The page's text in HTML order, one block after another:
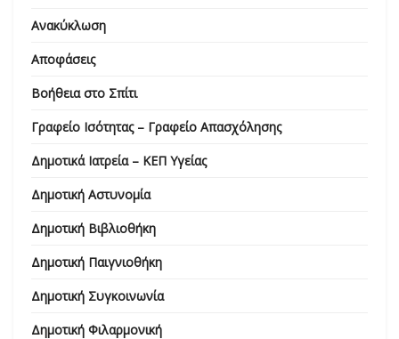
Ανακύκλωση
Αποφάσεις
Βοήθεια στο Σπίτι
Γραφείο Ισότητας – Γραφείο Απασχόλησης
Δημοτικά Ιατρεία – ΚΕΠ Υγείας
Δημοτική Αστυνομία
Δημοτική Βιβλιοθήκη
Δημοτική Παιγνιοθήκη
Δημοτική Συγκοινωνία
Δημοτική Φιλαρμονική